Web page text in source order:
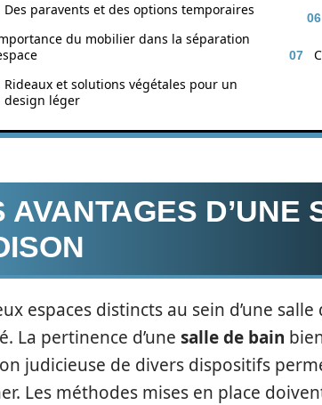
Des paravents et des options temporaires
du mobilier dans la séparation
Rideaux et solutions végétales pour un
design léger
AVANTAGES D’UNE
espaces distincts au sein d’une
La pertinence d’une salle de bain
judicieuse de divers dispositifs
Les méthodes mises en place